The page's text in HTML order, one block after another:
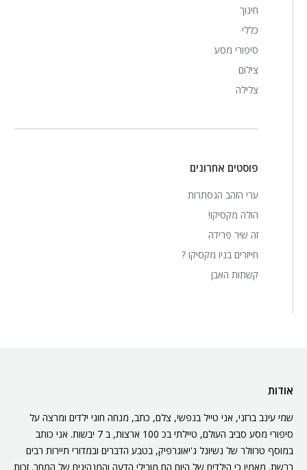
חינוך
כללי
סיפורי מסע
צילום
צלילה
פוסטים אחרונים
ערי הזהב הנסתרות
הולה מקסיקו!
זה שיר פרידה
חייזרים בניו מקסיקו ?
קשתות האבן
אודות
שמי עינב ברזני, אני טייל בנפשי, צלם, כתב, מנחה חוגי ילדים ומרצה על
סיפורי מסע סביב העולם, טיילתי בכ 100 ארצות, ב 7 יבשות. אני כותב
במוסף טרוולר של נשיונל ג'יאוגרפיק, בטבע הדברים ובמדורי תיירות רבים
ברשת. מאמין כי הילדים של היום הם מובילי הדעה והמנהיגים של המחר. זכות